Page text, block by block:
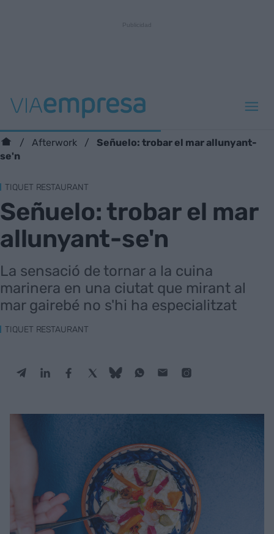
Afterwork
Señuelo: trobar el mar allunyant-
se'n
TIQUET RESTAURANT
Señuelo: trobar el mar
allunyant-se'n
La sensació de tornar a la cuina
marinera en una ciutat que mirant al
mar gairebé no s'hi ha especialitzat
TIQUET RESTAURANT